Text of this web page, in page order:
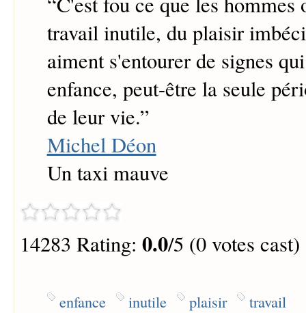
travail inutile, du plaisir
aiment s'entourer de signes
enfance, peut-être la seule
de leur vie.”
Michel Déon
Un taxi mauve
14283 Rating: 0.0/5 (0 votes cast)
enfance inutile plaisir travail